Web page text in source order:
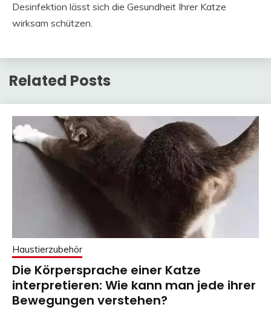
Desinfektion lässt sich die Gesundheit Ihrer Katze
wirksam schützen.
Related Posts
Haustierzubehör
Die Körpersprache einer Katze
interpretieren: Wie kann man jede ihrer
Bewegungen verstehen?